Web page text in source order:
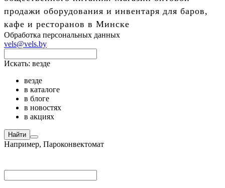
продажи оборудования и инвентаря для баров,
кафе и ресторанов в Минске
Обработка персональных данных
vels@vels.by
Искать: везде
везде
в каталоге
в блоге
в новостях
в акциях
Найти
Например, Пароконвектомат